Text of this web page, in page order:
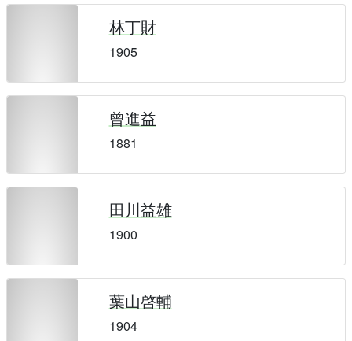
林丁財
1905
曾進益
1881
田川益雄
1900
葉山啓輔
1904